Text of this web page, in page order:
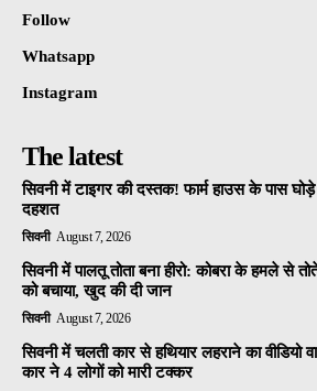
Follow
Whatsapp
Instagram
The latest
सिवनी में टाइगर की दस्तक! फार्म हाउस के पास
दहशत
सिवनी August 7, 2026
सिवनी में पालतू तोता बना हीरो: कोबरा के हमले से
को बचाया, खुद की दी जान
सिवनी August 7, 2026
सिवनी में चलती कार से हथियार लहराने का वीडियो
कार ने 4 लोगों को मारी टक्कर